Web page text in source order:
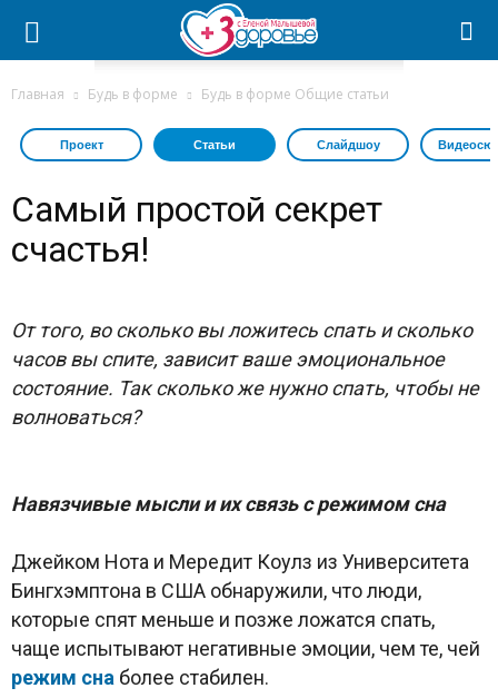
Главная Будь в форме Будь в форме Общие статьи
Проект Статьи Слайдшоу
Самый простой секрет
счастья!
От того, во сколько вы ложитесь спать и сколько
часов вы спите, зависит ваше эмоциональное
состояние. Так сколько же нужно спать, чтобы не
волноваться?
Навязчивые мысли и их связь с режимом сна
Джейком Нота и Мередит Коулз из Университета
Бингхэмптона в США обнаружили, что люди,
которые спят меньше и позже ложатся спать,
чаще испытывают негативные эмоции, чем те, чей
режим сна более стабилен.